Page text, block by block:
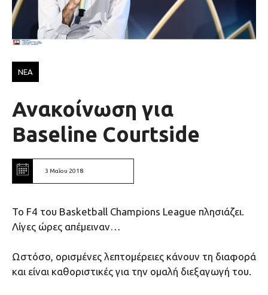
ΝΕΑ
Ανακοίνωση για
Baseline Courtside
3 Μαΐου 2018
Το F4 του Basketball Champions League πλησιάζει.
Λίγες ώρες απέμειναν…
Ωστόσο, ορισμένες λεπτομέρειες κάνουν τη διαφορά
και είναι καθοριστικές για την ομαλή διεξαγωγή του.